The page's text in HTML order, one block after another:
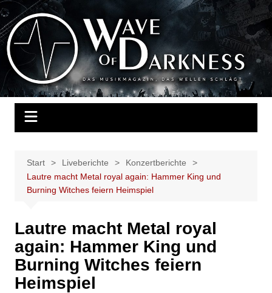
Zum
Inhalt
springen
Wave of Darkness
Das Musikmagazin, das Wellen schlägt. Konzerte, Festivals, Events,
Fotos, Termine, Interviews, Berichte, Musik
Start Liveberichte
Konzertberichte
Lautre macht Metal royal again: Hammer King und
Burning Witches feiern Heimspiel
Lautre macht Metal royal
again: Hammer King und
Burning Witches feiern
Heimspiel